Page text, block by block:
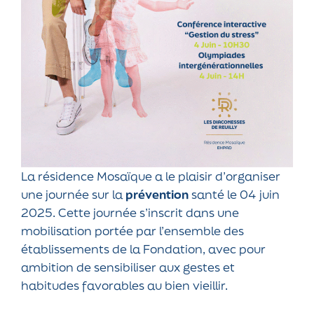
La résidence Mosaïque a le plaisir d’organiser
une journée sur lapréventionsanté le 04 juin
2025. Cette journée s’inscrit dans une
mobilisation portée par l’ensemble des
établissements de la Fondation, avec pour
ambition de sensibiliser aux gestes et
habitudes favorables au bien vieillir.